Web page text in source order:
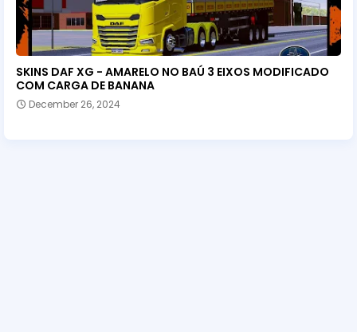
SKINS DAF XG - AMARELO NO BAÚ 3 EIXOS MODIFICADO
COM CARGA DE BANANA
December 26, 2024